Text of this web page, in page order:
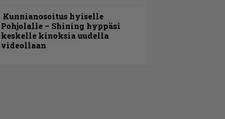
Kunnianosoitus hyiselle
Pohjolalle – Shining hyppäsi
keskelle kinoksia uudella
videollaan